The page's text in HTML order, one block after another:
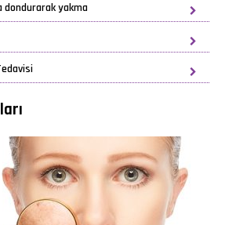
dondurarak yakma